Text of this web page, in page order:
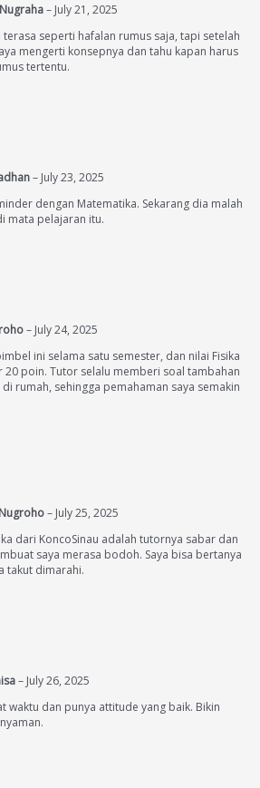
– July 21, 2025
terasa seperti hafalan rumus saja, tapi setelah
mengerti konsepnya dan tahu kapan harus
tertentu.
– July 23, 2025
dengan Matematika. Sekarang dia malah
mata pelajaran itu.
– July 24, 2025
ini selama satu semester, dan nilai Fisika
20 poin. Tutor selalu memberi soal tambahan
rumah, sehingga pemahaman saya semakin
– July 25, 2025
dari KoncoSinau adalah tutornya sabar dan
saya merasa bodoh. Saya bisa bertanya
takut dimarahi.
– July 26, 2025
waktu dan punya attitude yang baik. Bikin